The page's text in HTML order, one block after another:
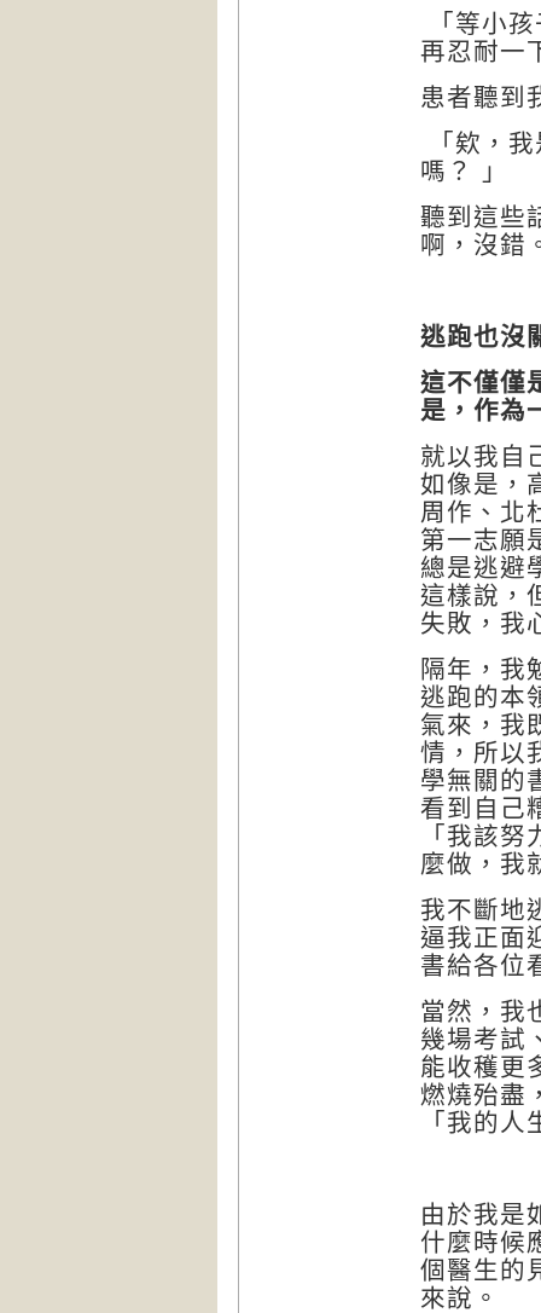
「等小
再忍耐一
患者聽到
「欸，
嗎？ 」
聽到這些
啊，沒錯
逃跑也沒
這不僅僅
是，作為
就以我自
如像是，
周作、北
第一志願
總是逃避
這樣說，
失敗，我
隔年，我
逃跑的本
氣來，我
情，所以
學無關的
看到自己
「我該
麼做，我
我不斷地
逼我正面
書給各位
當然，我
幾場考試
能收穫更
燃燒殆盡
「我的
由於我是
什麼時候
個醫生的
來說。